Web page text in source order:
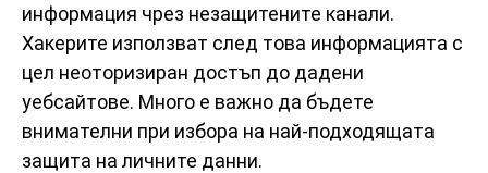
информация чрез незащитените канали.
Хакерите използват след това информацията с
цел неоторизиран достъп до дадени
уебсайтове. Много е важно да бъдете
внимателни при избора на най-подходящата
защита на личните данни.